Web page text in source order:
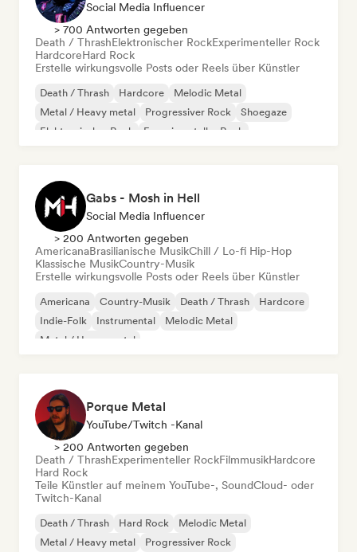
Social Media Influencer
> 700 Antworten gegeben
Death / ThrashElektronischer RockExperimenteller Rock
HardcoreHard Rock
Erstelle wirkungsvolle Posts oder Reels über Künstler
Death / Thrash Hardcore
Melodic Metal
Metal / Heavy metal
Progressiver Rock
Shoegaze
Elektronischer Rock
Experimenteller Rock
Gabs - Mosh in Hell
Social Media Influencer
> 200 Antworten gegeben
AmericanaBrasilianische MusikChill / Lo-fi Hip-Hop
Klassische MusikCountry-Musik
Erstelle wirkungsvolle Posts oder Reels über Künstler
Americana Country-Musik Death / Thrash
Hardcore
Indie-Folk
Instrumental
Melodic Metal
Metal / Heavy metal
Porque Metal
YouTube/Twitch -Kanal
> 200 Antworten gegeben
Death / ThrashExperimenteller RockFilmmusikHardcore
Hard Rock
Teile Künstler auf meinem YouTube-, SoundCloud- oder
Twitch-Kanal
Death / Thrash Hard Rock
Melodic Metal
Metal / Heavy metal
Progressiver Rock